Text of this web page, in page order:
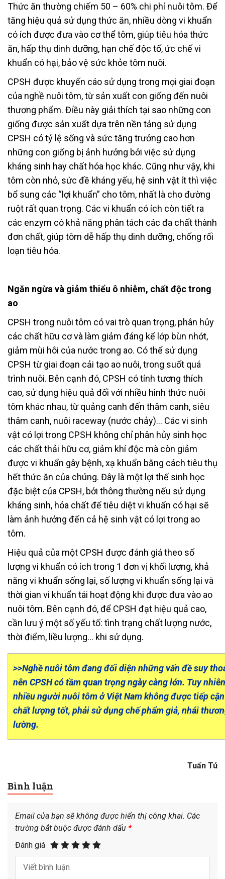
Thức ăn thường chiếm 50 – 60% chi phí nuôi tôm. Để
tăng hiệu quả sử dụng thức ăn, nhiều dòng vi khuẩn
có ích được đưa vào cơ thể tôm, giúp tiêu hóa thức
ăn, hấp thụ dinh dưỡng, hạn chế độc tố, ức chế vi
khuẩn có hại, bảo vệ sức khỏe tôm nuôi.
CPSH được khuyến cáo sử dụng trong mọi giai đoạn
của nghề nuôi tôm, từ sản xuất con giống đến nuôi
thương phẩm. Điều này giải thích tại sao những con
giống được sản xuất dựa trên nền tảng sử dụng
CPSH có tỷ lệ sống và sức tăng trưởng cao hơn
những con giống bị ảnh hưởng bởi việc sử dụng
kháng sinh hay chất hóa học khác. Cũng như vậy, khi
tôm còn nhỏ, sức đề kháng yếu, hệ sinh vật ít thì việc
bổ sung các “lợi khuẩn” cho tôm, nhất là cho đường
ruột rất quan trọng. Các vi khuẩn có ích còn tiết ra
các enzym có khả năng phân tách các đa chất thành
đơn chất, giúp tôm dễ hấp thụ dinh dưỡng, chống rối
loạn tiêu hóa.
Ngăn ngừa và giảm thiểu ô nhiễm, chất độc trong
ao
CPSH trong nuôi tôm có vai trò quan trọng, phân hủy
các chất hữu cơ và làm giảm đáng kể lớp bùn nhớt,
giảm mùi hôi của nước trong ao. Có thể sử dụng
CPSH từ giai đoạn cải tạo ao nuôi, trong suốt quá
trình nuôi. Bên cạnh đó, CPSH có tính tương thích
cao, sử dụng hiệu quả đối với nhiều hình thức nuôi
tôm khác nhau, từ quảng canh đến thâm canh, siêu
thâm canh, nuôi raceway (nước chảy)… Các vi sinh
vật có lợi trong CPSH không chỉ phân hủy sinh học
các chất thải hữu cơ, giảm khí độc mà còn giảm
được vi khuẩn gây bệnh, xạ khuẩn bằng cách tiêu thụ
hết thức ăn của chúng. Đây là một lợi thế sinh học
đặc biệt của CPSH, bởi thông thường nếu sử dụng
kháng sinh, hóa chất để tiêu diệt vi khuẩn có hại sẽ
làm ảnh hưởng đến cả hệ sinh vật có lợi trong ao
tôm.
Hiệu quả của một CPSH được đánh giá theo số
lượng vi khuẩn có ích trong 1 đơn vị khối lượng, khả
năng vi khuẩn sống lại, số lượng vi khuẩn sống lại và
thời gian vi khuẩn tái hoạt động khi được đưa vào ao
nuôi tôm. Bên cạnh đó, để CPSH đạt hiệu quả cao,
cần lưu ý một số yếu tố: tình trạng chất lượng nước,
thời điểm, liều lượng… khi sử dụng.
>>Nghề nuôi tôm đang đối diện những vấn đề suy
nên CPSH có tầm quan trọng ngày càng lớn. Tuy
nhiều người nuôi tôm ở Việt Nam không được tiếp
chất lượng tốt, phải sử dụng chế phẩm giả, nhái
lường.
Tuấn Tú
Bình luận
Email của bạn sẽ không được hiển thị công khai. Các
trường bắt buộc được đánh dấu *
Đánh giá